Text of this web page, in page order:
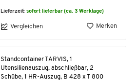
Lieferzeit:sofort lieferbar (ca. 3 Werktage)
Vergleichen Merken
Standcontainer TARVIS, 1
Utensilienauszug, abschließbar, 2
Schübe, 1 HR-Auszug, B 428 x T 800